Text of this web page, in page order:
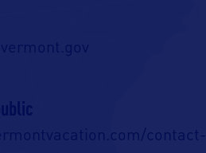
contact-